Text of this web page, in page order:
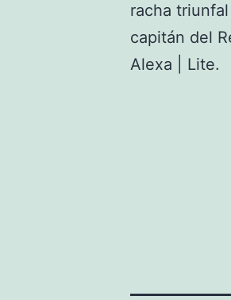
racha
capitán del
Alexa | Lite.